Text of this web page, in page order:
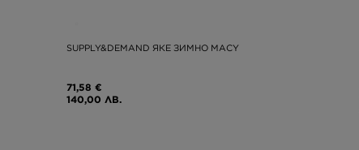
SUPPLY&DEMAND ЯКЕ ЗИМНО MACY
71,58 €
140,00 ЛВ.